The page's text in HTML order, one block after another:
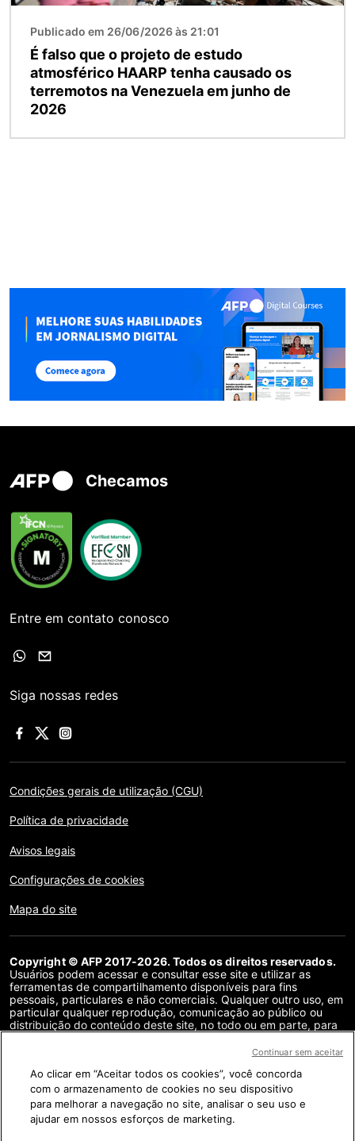
Publicado em 26/06/2026 às 21:01
É falso que o projeto de estudo
atmosférico HAARP tenha causado os
terremotos na Venezuela em junho de
2026
Checamos
Entre em contato conosco
Siga nossas redes
Condições gerais de utilização (CGU)
Política de privacidade
Avisos legais
Configurações de cookies
Mapa do site
Copyright © AFP 2017-2026. Todos os direitos reservados.
Usuários podem acessar e consultar esse site e utilizar as
ferramentas de compartilhamento disponíveis para fins
pessoais, particulares e não comerciais. Qualquer outro uso, em
particular qualquer reprodução, comunicação ao público ou
distribuição do conteúdo deste site, no todo ou em parte, para
contrato de licença específico assinado com a AFP, é
meio de links no conteúdo de verificação de fatos são
fornecidos na medida necessária para a correta compreensão
da checagem da informação em questão. A AFP não obteve
qualquer direito dos autores ou detentores dos direitos autorais
deste conteúdo de terceiros e não terá nenhuma
Ao clicar em “Aceitar todos os cookies”, você concorda
com o armazenamento de cookies no seu dispositivo
para melhorar a navegação no site, analisar o seu uso e
ajudar em nossos esforços de marketing.
Continuar sem aceitar